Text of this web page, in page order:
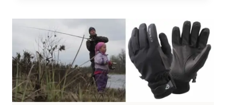
AF
HANDSKER
VINTERTUR